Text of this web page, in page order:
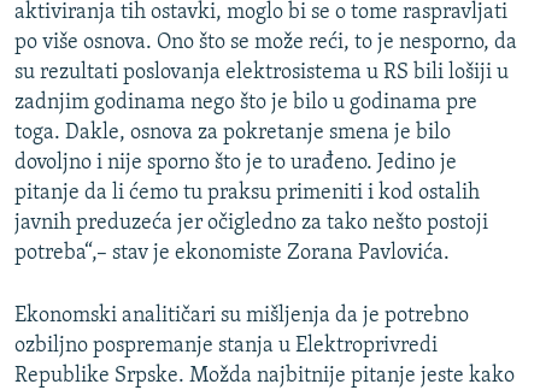
aktiviranja tih ostavki, moglo bi se o tome raspravljati
po više osnova. Ono što se može reći, to je nesporno, da
su rezultati poslovanja elektrosistema u RS bili lošiji u
zadnjim godinama nego što je bilo u godinama pre
toga. Dakle, osnova za pokretanje smena je bilo
dovoljno i nije sporno što je to urađeno. Jedino je
pitanje da li ćemo tu praksu primeniti i kod ostalih
javnih preduzeća jer očigledno za tako nešto postoji
potreba“,– stav je ekonomiste Zorana Pavlovića.
Ekonomski analitičari su mišljenja da je potrebno
ozbiljno pospremanje stanja u Elektroprivredi
Republike Srpske. Možda najbitnije pitanje jeste kako